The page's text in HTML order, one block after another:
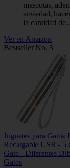
mascotas,
ansiedad,
la cantidad
Ver en Amazon
Bestseller No. 3
Juguetes para Gatos
Recargable USB - 5
Gato - Diferentes
Gatos